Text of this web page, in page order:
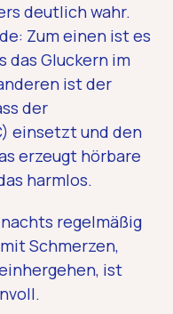
deutlich wahr.
Zum einen ist es
das Gluckern im
ist der
der
einsetzt und den
erzeugt hörbare
harmlos.
regelmäßig
Schmerzen,
ist